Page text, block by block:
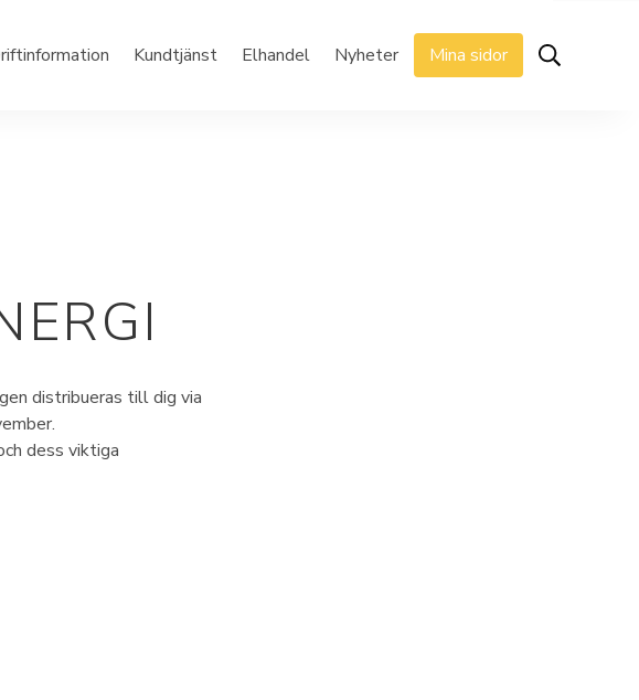
Kundtjänst Elhandel Nyheter Mina sidor
distribueras till dig via
dess viktiga